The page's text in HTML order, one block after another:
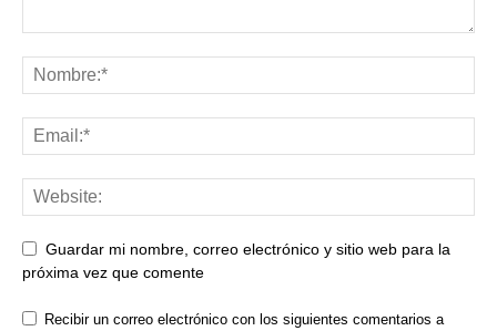
Guardar mi nombre, correo electrónico y sitio web para la
próxima vez que comente
Recibir un correo electrónico con los siguientes comentarios a